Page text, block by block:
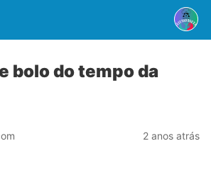
bolo do tempo da
2 anos atrás